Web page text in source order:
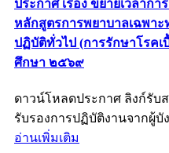
ประกาศ เรื่อง ขยายเวลาก
หลักสูตรการพยาบาลเฉพาะ
ปฏิบัติทั่วไป (การรักษาโรค
ศึกษา ๒๕๖๙
ดาวน์โหลดประกาศ ลิงก์รั
รับรองการปฏิบัติงานจากผู้บั
อ่านเพิ่มเติม